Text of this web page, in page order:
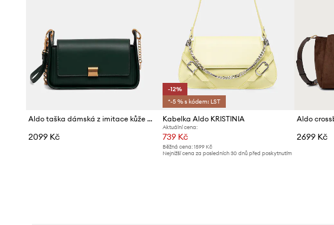
Aldo taška dámská z imitace kůže MARISELA
2099 Kč
-12%
*-5 % s kódem: LST
Kabelka Aldo KRISTINIA
Aktuální cena:
739 Kč
Běžná cena:1599 Kč
Nejnižší cena za posledních 30 dnů před poskytnutím
2699 Kč